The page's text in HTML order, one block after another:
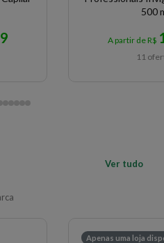
500
A partir de R$
11
Ver tudo
Apenas uma loja